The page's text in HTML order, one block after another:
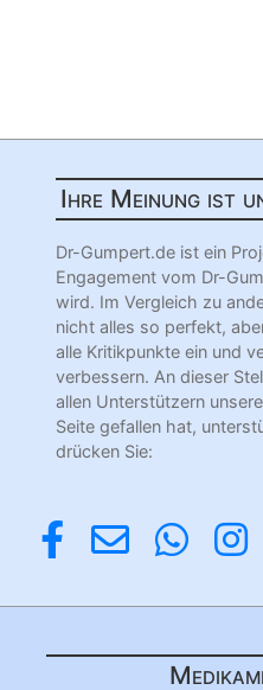
Ihre Meinung ist
Dr-Gumpert.de ist ein
Engagement vom Dr-
wird. Im Vergleich zu
nicht alles so perfekt,
alle Kritikpunkte ein und
verbessern. An dieser
allen Unterstützern
Seite gefallen hat,
drücken Sie: